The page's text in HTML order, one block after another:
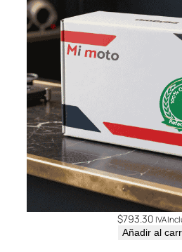
$793.30 IVA
Añadir al